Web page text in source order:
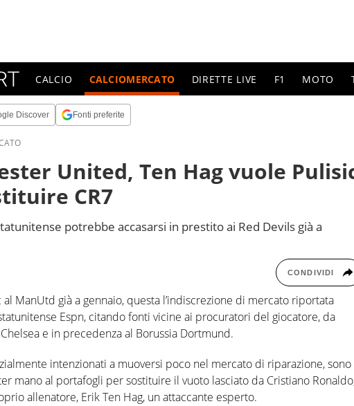
CALCIO CALCIOMERCATO DIRETTE LIVE F1 MOTO
Discover Fonti preferite
United, Ten Hag vuole
CR7
potrebbe accasarsi in prestito ai Red Devils già a
CONDIVIDI
al ManUtd già a gennaio, questa l’indiscrezione di mercato riportata
Espn, citando fonti vicine ai procuratori del giocatore, da
e in precedenza al Borussia Dortmund.
intenzionati a muoversi poco nel mercato di riparazione, sono
mano al portafogli per sostituire il vuoto lasciato da Cristiano
allenatore, Erik Ten Hag, un attaccante esperto.